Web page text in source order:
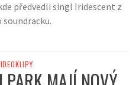
předvedli singl Iridescent z